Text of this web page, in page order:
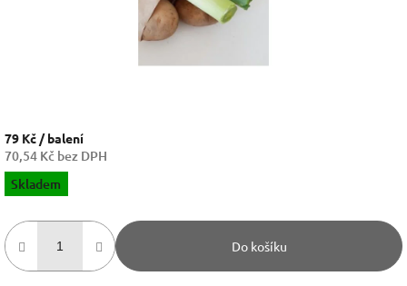
79 Kč / balení
70,54 Kč bez DPH
Měrná
cena:
Skladem
Do košíku